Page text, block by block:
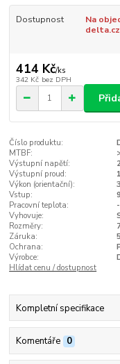
Dostupnost
Na
delta.cz
414 Kč/ks
342 Kč bez DPH
Číslo produktu:
MTBF:
Výstupní napětí:
Výstupní proud:
Výkon (orientační):
Vstup:
Pracovní teplota:
Vyhovuje:
Rozměry:
Záruka:
Ochrana:
Výrobce:
Hlídat cenu / dostupnost
Kompletní specifikace
Komentáře 0